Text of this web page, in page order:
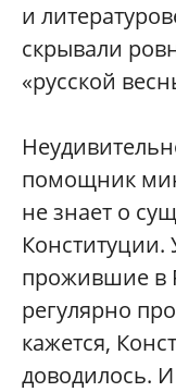
и
скрывали
«русской
помощник
не знает о
Конституции.
прожившие в
регулярно
кажется,
доводилось.